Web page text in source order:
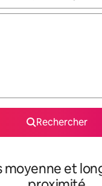
Rechercher
moyenne et